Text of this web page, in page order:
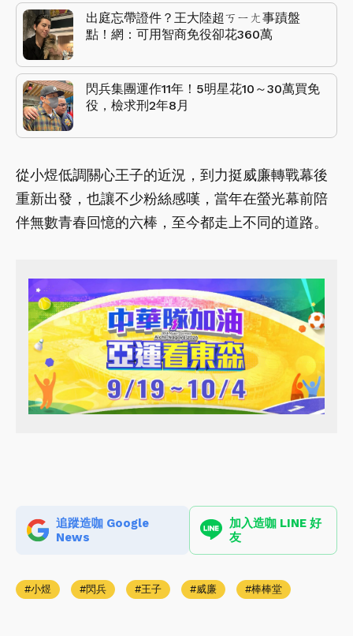
出庭忘帶證件？王大陸超ㄎㄧㄤ事蹟盤
點！網：可用智商免役卻花360萬
閃兵集團運作11年！5明星花10～30萬買免
役，檢求刑2年8月
從小煜低調關心王子的近況，到力挺威廉轉戰幕後
重新出發，也讓不少粉絲感嘆，當年在螢光幕前陪
伴無數青春回憶的六棒，至今都走上不同的道路。
追蹤造咖 Google
News
加入造咖 LINE 好
友
小煜 閃兵 王子 威廉 棒棒堂